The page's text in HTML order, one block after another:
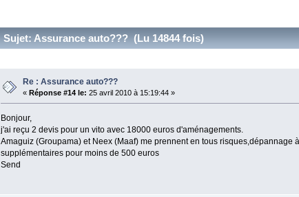
Sujet: Assurance auto??? (Lu 14844 fois)
Re : Assurance auto???
« Réponse #14 le: 25 avril 2010 à 15:19:44 »
Bonjour,
j'ai reçu 2 devis pour un vito avec 18000 euros d'aménagements.
Amaguiz (Groupama) et Neex (Maaf) me prennent en tous
supplémentaires pour moins de 500 euros
Send